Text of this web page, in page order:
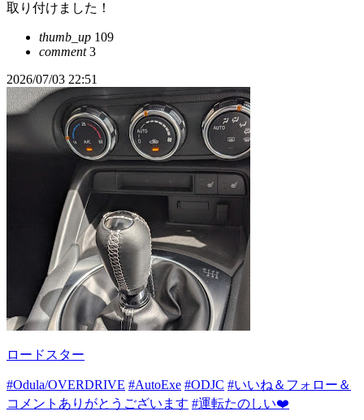
取り付けました！
thumb_up 109
comment3
2026/07/03 22:51
ロードスター
#Odula/OVERDRIVE #AutoExe #ODJC #いいね＆フォロー＆
コメントありがとうございます #運転たのしい❤️